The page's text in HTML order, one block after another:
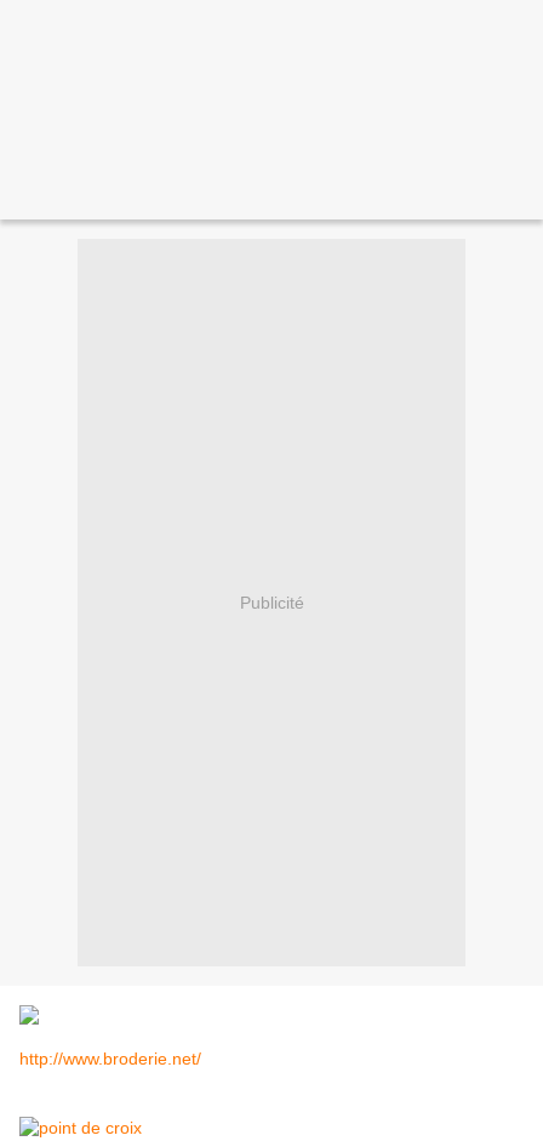
Publicité
http://www.broderie.net/